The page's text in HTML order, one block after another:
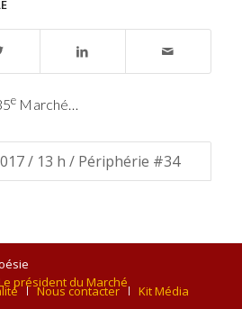
e Marché…
/ 13 h / Périphérie #34
président du Marché
Nous contacter Kit Média